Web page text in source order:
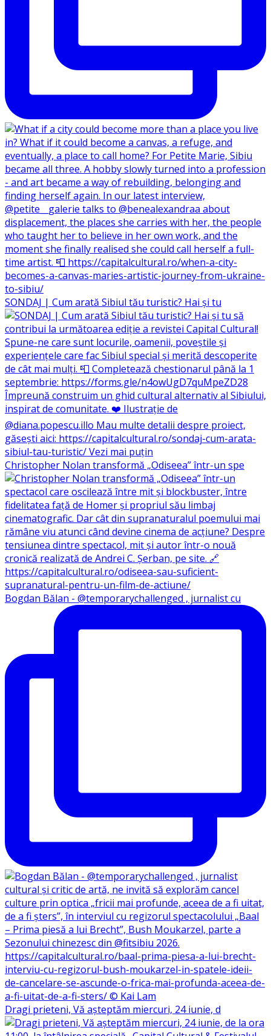
SONDAJ | Cum arată Sibiul tău turistic? Hai și tu
Christopher Nolan transformă „Odiseea” într-un spe
Bogdan Bălan - @temporarychallenged , jurnalist cu
Dragi prieteni, Vă așteptăm miercuri, 24 iunie, d